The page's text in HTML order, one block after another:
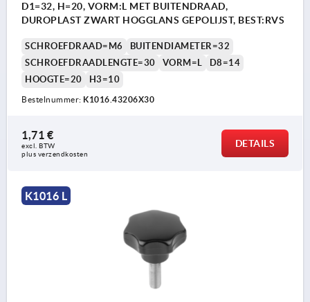
D1=32, H=20, VORM:L MET BUITENDRAAD,
DUROPLAST ZWART HOGGLANS GEPOLIJST, BEST:RVS
SCHROEFDRAAD=M6
BUITENDIAMETER=32
SCHROEFDRAADLENGTE=30
VORM=L
D8=14
HOOGTE=20
H3=10
Bestelnummer: K1016.43206X30
1,71 €
excl. BTW
plus verzendkosten
DETAILS
K1016 L